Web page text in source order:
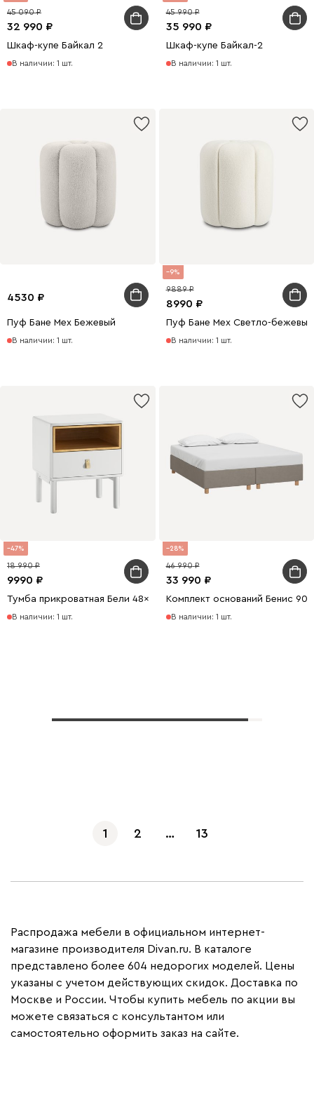
32 990
45 090
Шкаф-купе Байкал 2
В наличии: 1 шт.
35 990
45 990
Шкаф-купе Байкал-2
В наличии: 1 шт.
4530
Пуф Бане Мех Бежевый
В наличии: 1 шт.
9
8990
9889
Пуф Бане Мех Светло-бежевый
В наличии: 1 шт.
47
9990
18 990
Тумба прикроватная Бели 48x55 Белый
В наличии: 1 шт.
28
33 990
46 990
Комплект оснований Бенис 90
В наличии: 1 шт.
1 2 … 13
Распродажа мебели в официальном интернет-
магазине производителя Divan.ru. В каталоге
представлено более 604 недорогих моделей. Цены
указаны с учетом действующих скидок. Доставка по
Москве и России. Чтобы купить мебель по акции вы
можете связаться с консультантом или
самостоятельно оформить заказ на сайте.